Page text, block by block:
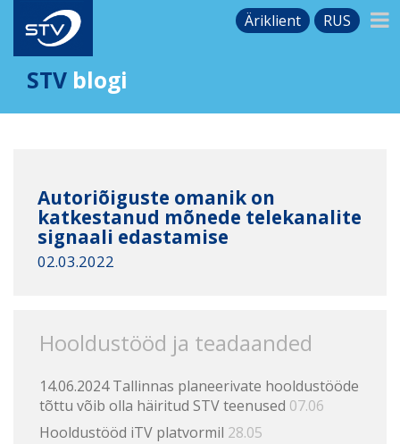
Äriklient RUS
STV blogi
Autoriõiguste omanik on
katkestanud mõnede telekanalite
signaali edastamise
02.03.2022
Hooldustööd ja teadaanded
14.06.2024 Tallinnas planeerivate hooldustööde
tõttu võib olla häiritud STV teenused 07.06
Hooldustööd iTV platvormil 28.05